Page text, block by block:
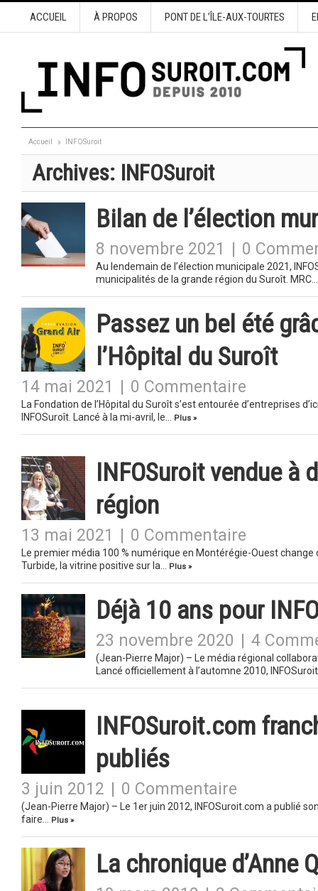
ACCUEIL À PROPOS PONT DE L’ÎLE-AUX-TOURTES
Accueil INFOSuroit
Archives: INFOSuroit
Bilan de l’élection
8 novembre 2021 0
Au lendemain de l’élection municipale 2021,
municipalités de la grande région du Suroît.
Passez un bel été
l’Hôpital du Suroît
14 mai 2021 0 Commentaire
La Fondation de l’Hôpital du Suroît s’est entourée d’entreprises
INFOSuroît. Lancé à la mi-avril, le…
Plus »
INFOSuroit vendue à
région
13 mai 2021 0 Commentaire
Le premier média 100 % numérique en Montérégie-Ouest
Turbide, la vitrine positive sur la…
Plus »
Déjà 10 ans pour
23 novembre 2020 4
(Jean-Pierre Major) – Le média régional
Lancé officiellement à l’automne 2010,
INFOSuroit.com
publiés
3 juin 2012 0 Commentaire
(Jean-Pierre Major) – Le 1er juin 2012, INFOSuroit.com a publié
faire…
Plus »
La chronique d’Anne